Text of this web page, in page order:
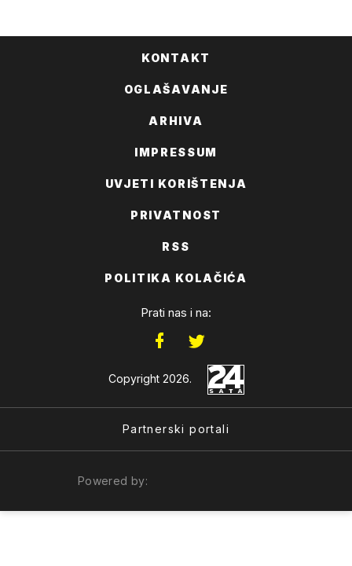
KONTAKT
OGLAŠAVANJE
ARHIVA
IMPRESSUM
UVJETI KORIŠTENJA
PRIVATNOST
RSS
POLITIKA KOLAČIĆA
Prati nas i na:
Copyright 2026.
Partnerski portali
Powered by: